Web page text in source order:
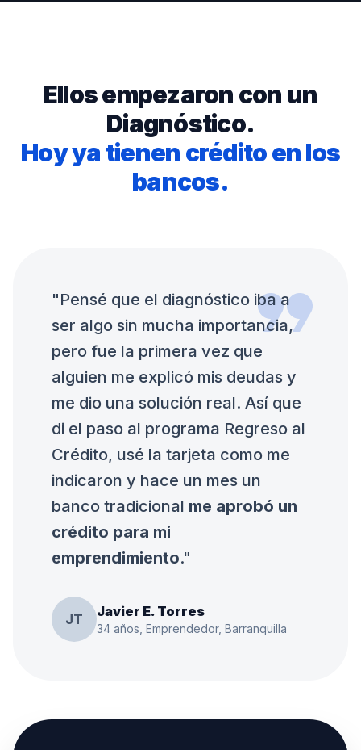
Ellos empezaron con un
Diagnóstico.
Hoy ya tienen crédito en los
bancos.
format_quote
"Pensé que el diagnóstico iba a
ser algo sin mucha importancia,
pero fue la primera vez que
alguien me explicó mis deudas y
me dio una solución real. Así que
di el paso al programa Regreso al
Crédito, usé la tarjeta como me
indicaron y hace un mes un
banco tradicional me aprobó un
crédito para mi
emprendimiento."
JT Javier E. Torres
34 años, Emprendedor, Barranquilla